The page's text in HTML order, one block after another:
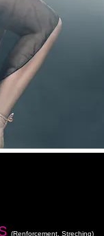
(Renforcement, Streching)